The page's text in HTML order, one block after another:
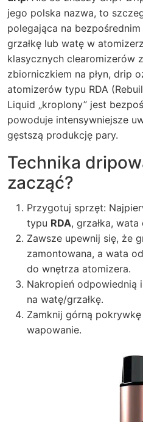
jego polska nazwa, to
polegająca na
grzałkę lub watę w
klasycznych clearomizerów
zbiorniczkiem na płyn, drip
atomizerów typu RDA
Liquid „kroplony” jest
powoduje intensywniejsze
gęstszą produkcję pary.
Technika
zacząć?
Przygotuj sprzęt:
typu RDA, grzałka,
Zawsze upewnij się, że
zamontowana, a wata
do wnętrza atomizera.
Nakropień odpowiednią
na watę/grzałkę.
Zamknij górną
wapowanie.